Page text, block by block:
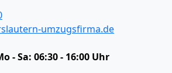
umzugsfirma.de
- Sa: 06:30 - 16:00 Uhr